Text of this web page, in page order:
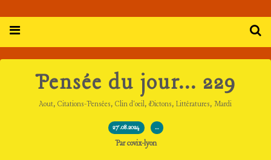
Pensée du jour... 229
Aout, Citations-Pensées, Clin d'oeil, Dictons, Littératures, Mardi
27.08.2024 …
Par covix-lyon